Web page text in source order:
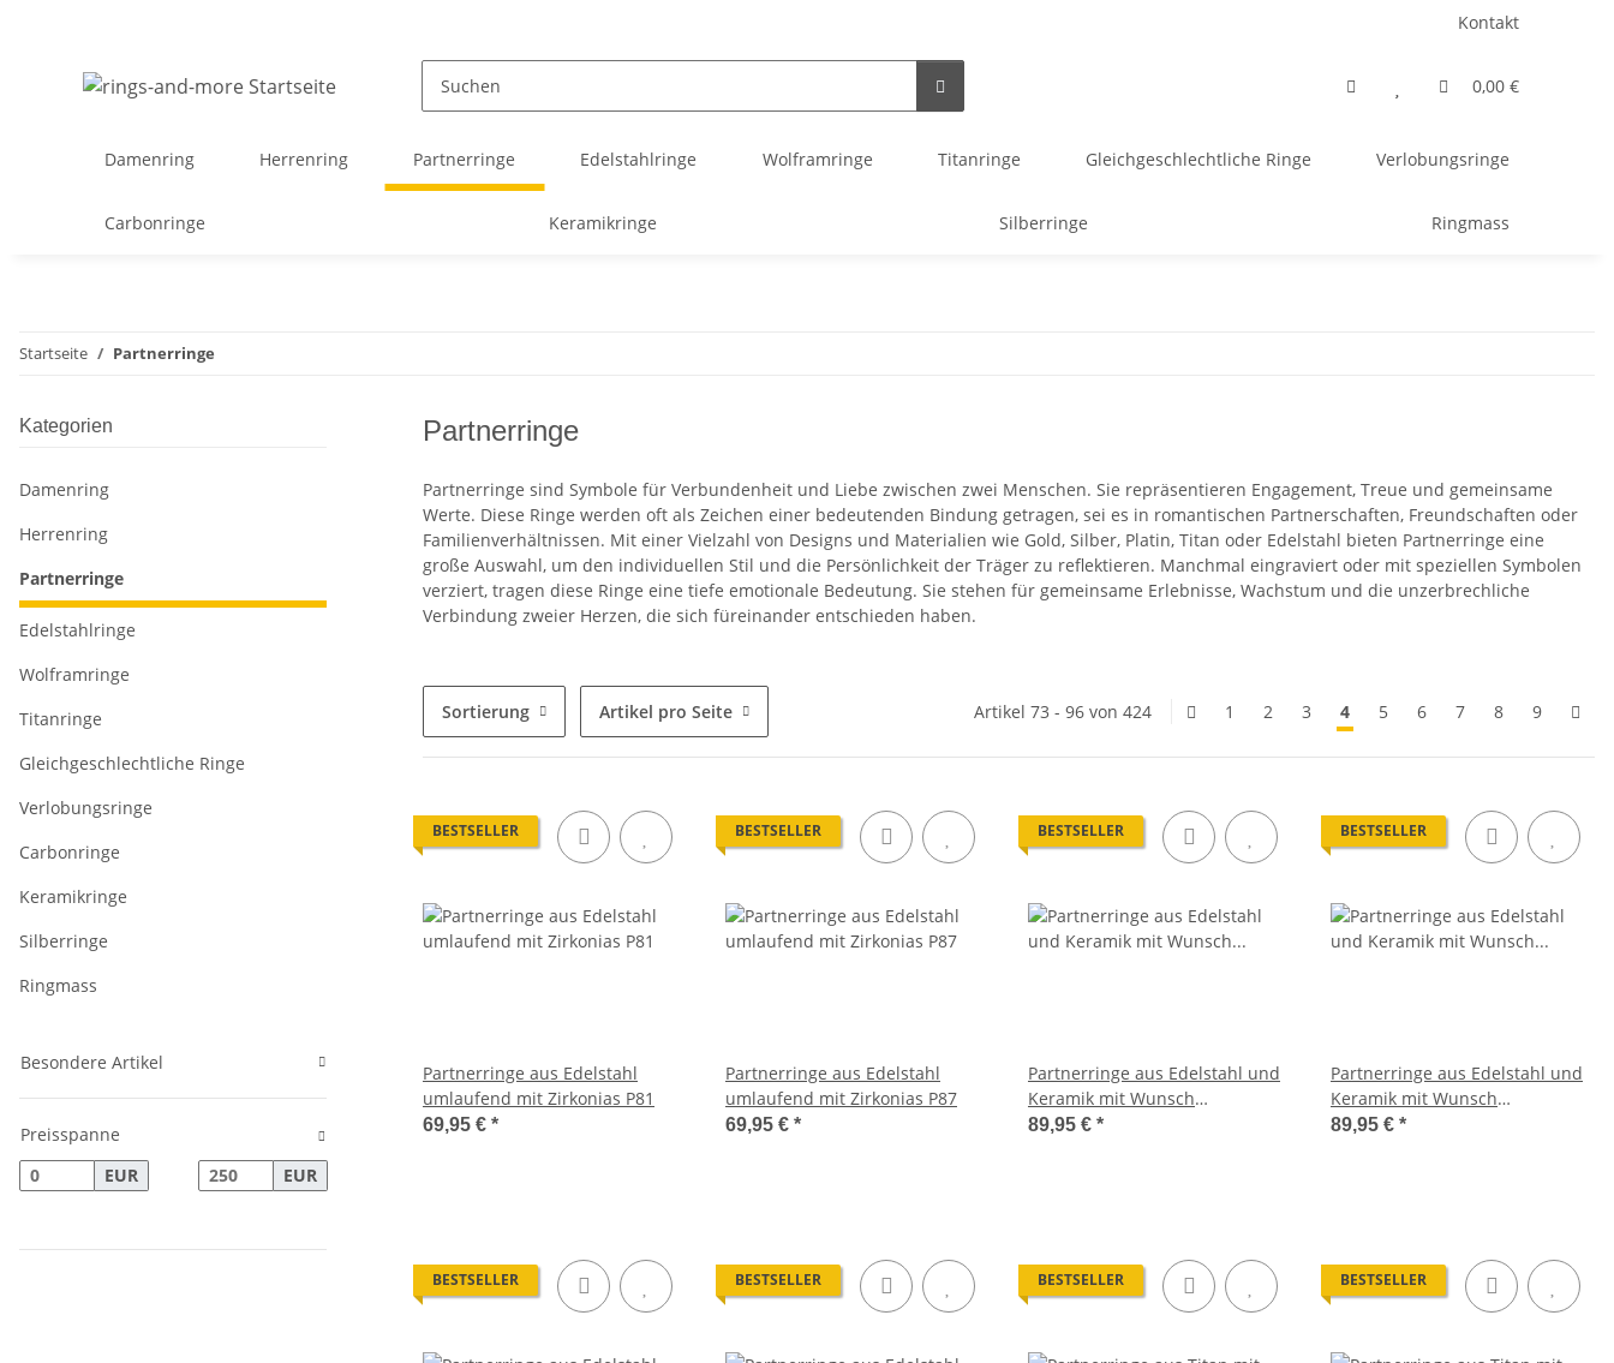
Kontakt
0,00 €
Damenring Herrenring Partnerringe Edelstahlringe Wolframringe Titanringe Gleichgeschlechtliche Ringe Verlobungsringe
Carbonringe Keramikringe Silberringe Ringmass
Startseite Partnerringe
Partnerringe
Partnerringe sind Symbole für Verbundenheit und Liebe zwischen zwei Menschen. Sie repräsentieren Engagement, Treue und gemeinsame
Werte. Diese Ringe werden oft als Zeichen einer bedeutenden Bindung getragen, sei es in romantischen Partnerschaften, Freundschaften oder
Familienverhältnissen. Mit einer Vielzahl von Designs und Materialien wie Gold, Silber, Platin, Titan oder Edelstahl bieten Partnerringe eine
große Auswahl, um den individuellen Stil und die Persönlichkeit der Träger zu reflektieren. Manchmal eingraviert oder mit speziellen Symbolen
verziert, tragen diese Ringe eine tiefe emotionale Bedeutung. Sie stehen für gemeinsame Erlebnisse, Wachstum und die unzerbrechliche
Verbindung zweier Herzen, die sich füreinander entschieden haben.
Sortierung Artikel pro Seite Artikel 73 - 96 von 424 1 2 3 4 5 6 7 8 9
BESTSELLER
Partnerringe aus Edelstahl
umlaufend mit Zirkonias P81
69,95 € *
BESTSELLER
Partnerringe aus Edelstahl
umlaufend mit Zirkonias P87
69,95 € *
BESTSELLER
Partnerringe aus Edelstahl und
Keramik mit Wunsch
Lasergravur AB2846
89,95 € *
BESTSELLER
Partnerringe aus Edelstahl und
Keramik mit Wunsch
Lasergravur AB2848
89,95 € *
BESTSELLER BESTSELLER BESTSELLER BESTSELLER
Kategorien
Damenring
Herrenring
Partnerringe
Edelstahlringe
Wolframringe
Titanringe
Gleichgeschlechtliche Ringe
Verlobungsringe
Carbonringe
Keramikringe
Silberringe
Ringmass
Besondere Artikel
Preisspanne
EUR
EUR